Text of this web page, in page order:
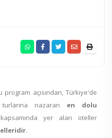
açısından, Türkiye'de
nazaran en dolu
yer alan oteller
.